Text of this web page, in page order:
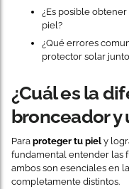
¿Es posible
piel?
¿Qué errores
protector solar
¿Cuál es la
bronceador y
Para proteger tu piel y
fundamental entender las
ambos son esenciales en la
completamente distintos.